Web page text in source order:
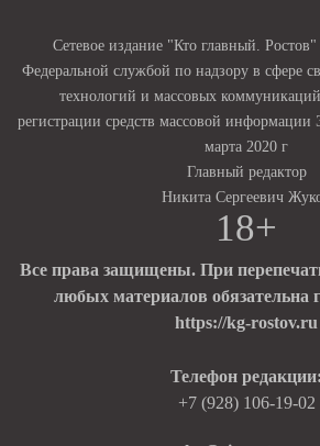
Сетевое издание "Кто главный. Ростов"
Федеральной службой по надзору в сфере
технологий и массовых
регистрации средств массовой
марта 2020 г
Главный редактор
Никита Сергеевич
18+
Все права защищены. При
любых материалов обязательна
https://kg-rostov.ru
Телефон редакции:
+7 (928) 106-19-02